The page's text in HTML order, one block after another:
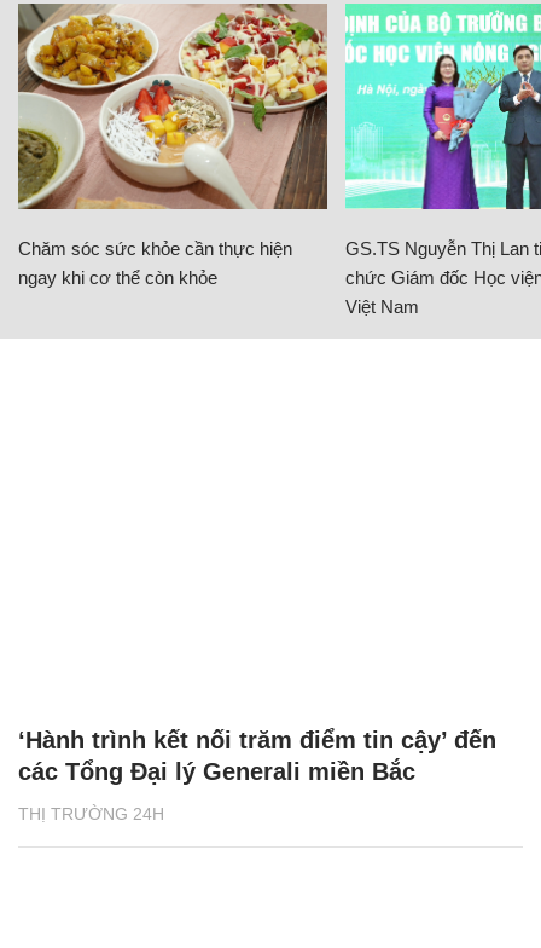
Chăm sóc sức khỏe cần thực hiện
ngay khi cơ thể còn khỏe
GS.TS Nguyễn Thị Lan
chức Giám đốc Học
Việt Nam
THỊ TRƯỜNG 24H
‘Hành trình kết nối trăm điểm tin cậy’ đến
các Tổng Đại lý Generali miền Bắc